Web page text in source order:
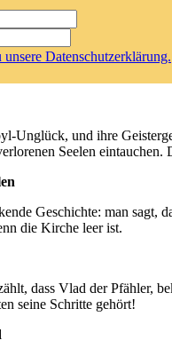
Datenschutzerklärung.
Unglück, und ihre
Seelen
Geschichte:‍ man sagt,
die Kirche ⁢leer ist.
dass⁢ Vlad​ der Pfähler,
seine Schritte gehört!